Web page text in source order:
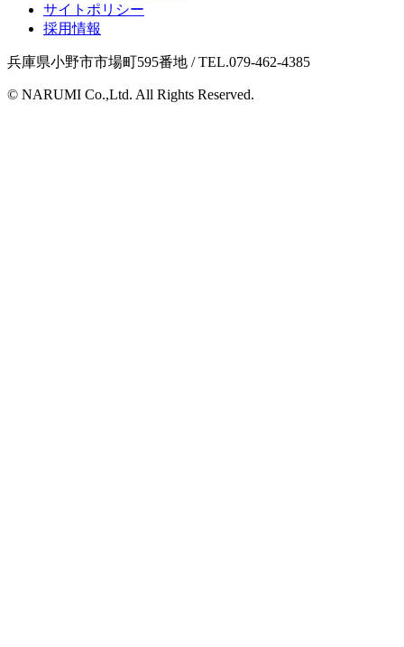
サイトポリシー
採用情報
兵庫県小野市市場町595番地 / TEL.079-462-4385
© NARUMI Co.,Ltd. All Rights Reserved.